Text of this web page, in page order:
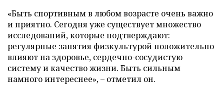
«Быть спортивным в любом возрасте очень важно
и приятно. Сегодня уже существует множество
исследований, которые подтверждают:
регулярные занятия физкультурой положительно
влияют на здоровье, сердечно-сосудистую
систему и качество жизни. Быть сильным
намного интереснее», – отметил он.